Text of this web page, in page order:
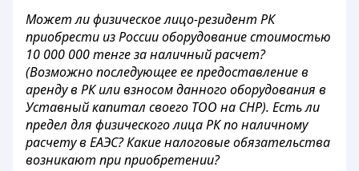
Может ли физическое лицо-резидент РК
приобрести из России оборудование стоимостью
10 000 000 тенге за наличный расчет?
(Возможно последующее ее предоставление в
аренду в РК или взносом данного оборудования в
Уставный капитал своего ТОО на СНР). Есть ли
предел для физического лица РК по наличному
расчету в ЕАЭС? Какие налоговые обязательства
возникают при приобретении?